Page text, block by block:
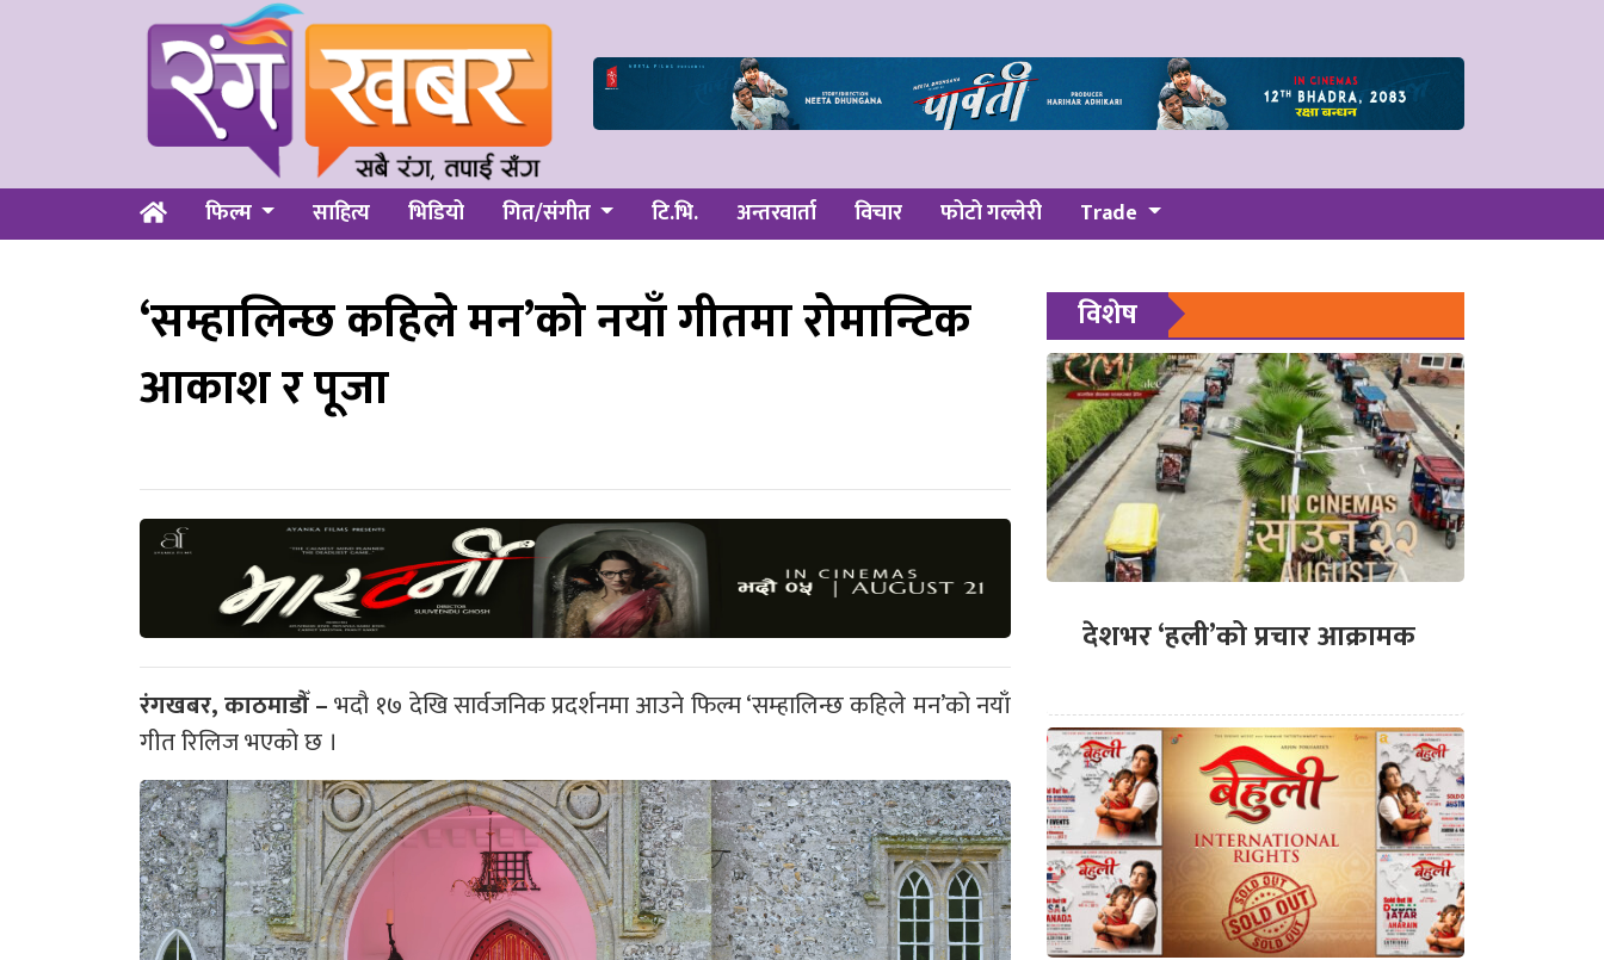
फिल्म साहित्य भिडियो गित/संगीत टि.भि. अन्तरवार्ता विचार फोटो गल्लेरी Trade
‘सम्हालिन्छ कहिले मन’को नयाँ गीतमा रोमान्टिक
आकाश र पूजा
रंगखबर, काठमाडौँ –भदौ १७ देखि सार्वजनिक प्रदर्शनमा आउने फिल्म ‘सम्हालिन्छ कहिले मन’को नयाँ
गीत रिलिज भएको छ ।
विशेष
देशभर ‘हली’को प्रचार आक्रामक